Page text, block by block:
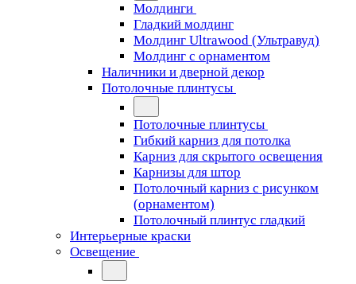
Молдинги
Гладкий молдинг
Молдинг Ultrawood (Ультравуд)
Молдинг с орнаментом
Наличники и дверной декор
Потолочные плинтусы
Потолочные плинтусы
Гибкий карниз для потолка
Карниз для скрытого освещения
Карнизы для штор
Потолочный карниз с рисунком
(орнаментом)
Потолочный плинтус гладкий
Интерьерные краски
Освещение